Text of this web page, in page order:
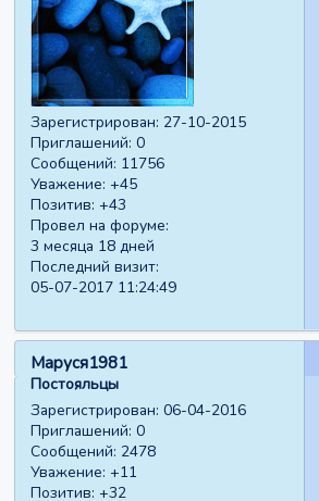
Зарегистрирован: 27-10-2015
Приглашений: 0
Сообщений: 11756
Уважение: +45
Позитив: +43
Провел на форуме:
3 месяца 18 дней
Последний визит:
05-07-2017 11:24:49
Маруся1981
Постояльцы
Зарегистрирован: 06-04-2016
Приглашений: 0
Сообщений: 2478
Уважение: +11
Позитив: +32